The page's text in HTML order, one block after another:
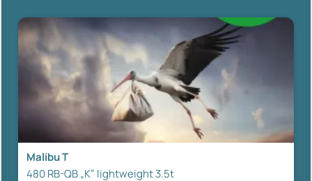
Malibu T
480 RB-QB „K“ lightweight 3.5t